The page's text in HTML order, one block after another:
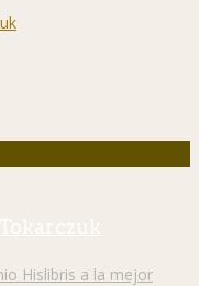
Hislibris a la mejor